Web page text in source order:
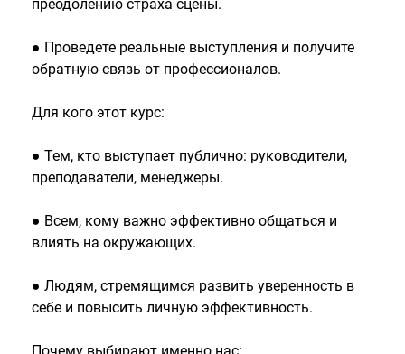
преодолению страха сцены.
● Проведете реальные выступления и получите
обратную связь от профессионалов.
Для кого этот курс:
● Тем, кто выступает публично: руководители,
преподаватели, менеджеры.
● Всем, кому важно эффективно общаться и
влиять на окружающих.
● Людям, стремящимся развить уверенность в
себе и повысить личную эффективность.